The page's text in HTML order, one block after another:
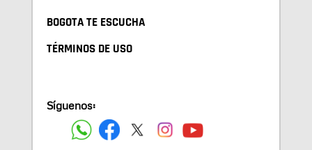
BOGOTA TE ESCUCHA
TÉRMINOS DE USO
Síguenos: